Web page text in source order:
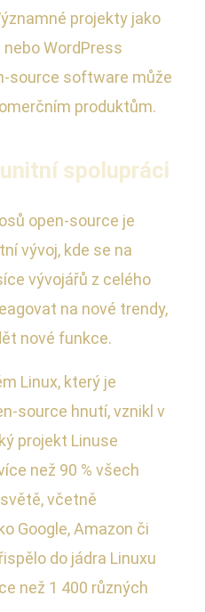
projekty jako
nebo WordPress
source software může
produktům.
spolupráci
open-source je
vývoj, kde se na
vývojářů z celého
na nové trendy,
nové funkce.
Linux, který je
source hnutí, vznikl v
projekt Linuse
než 90 % všech
včetně
Google, Amazon či
do jádra Linuxu
než 1 400 různých